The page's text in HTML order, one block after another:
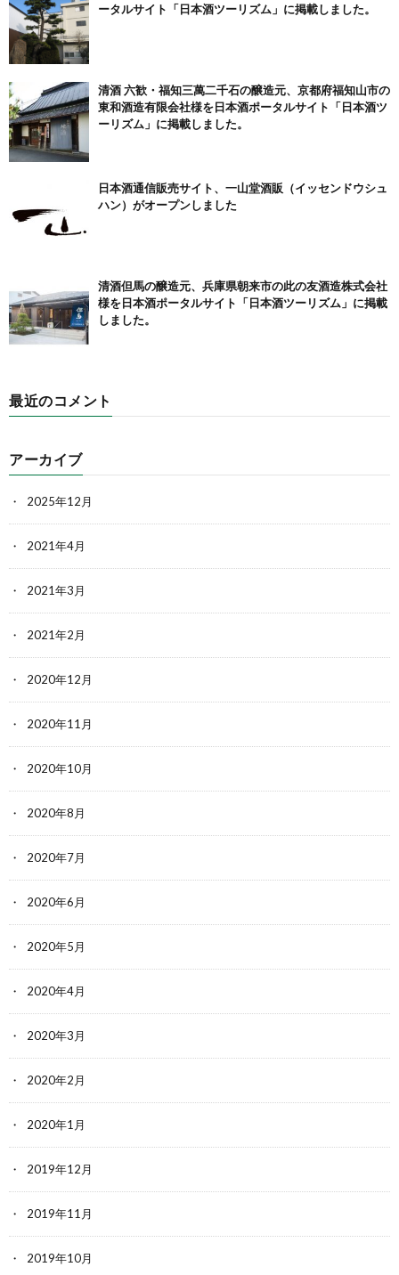
ータルサイト「日本酒ツーリズム」に掲載しました。
清酒 六歓・福知三萬二千石の醸造元、京都府福知山市の
東和酒造有限会社様を日本酒ポータルサイト「日本酒ツ
ーリズム」に掲載しました。
日本酒通信販売サイト、一山堂酒販（イッセンドウシュ
ハン）がオープンしました
清酒但馬の醸造元、兵庫県朝来市の此の友酒造株式会社
様を日本酒ポータルサイト「日本酒ツーリズム」に掲載
しました。
最近のコメント
アーカイブ
2025年12月
2021年4月
2021年3月
2021年2月
2020年12月
2020年11月
2020年10月
2020年8月
2020年7月
2020年6月
2020年5月
2020年4月
2020年3月
2020年2月
2020年1月
2019年12月
2019年11月
2019年10月